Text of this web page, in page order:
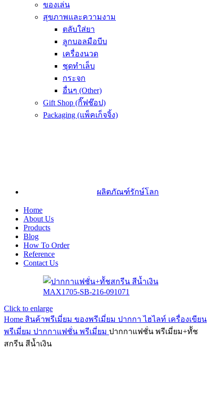
ของเล่น
สุขภาพและความงาม
ตลับใส่ยา
ลูกบอลมือบีบ
เครื่องนวด
ชุดทำเล็บ
กระจก
อื่นๆ (Other)
Gift Shop (กิ๊ฟช๊อป)
Packaging (แพ็คเก็จจิ้ง)
ผลิตภัณฑ์รักษ์โลก
Home
About Us
Products
Blog
How To Order
Reference
Contact Us
Click to enlarge
Home สินค้าพรีเมี่ยม ของพรีเมี่ยม ปากกา ไฮไลท์ เครื่องเขียน
พรีเมี่ยม ปากกาแฟชั่น พรีเมี่ยม ปากกาแฟชั่น พรีเมี่ยม+ทััช
สกรีน สีน้ำเงิน